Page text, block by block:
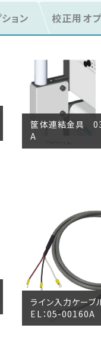
筐体連結金具
A
ライン入力ケー
EL：05-00160A
ョン 校正用オ